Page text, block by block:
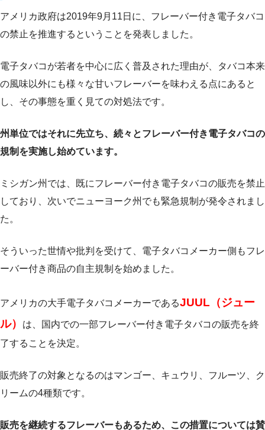
アメリカ政府は2019年9月11日に、フレーバー付き電子タバコ
の禁止を推進するということを発表しました。
電子タバコが若者を中心に広く普及された理由が、タバコ本来
の風味以外にも様々な甘いフレーバーを味わえる点にあると
し、その事態を重く見ての対処法です。
州単位ではそれに先立ち、続々とフレーバー付き電子タバコの
規制を実施し始めています。
ミシガン州では、既にフレーバー付き電子タバコの販売を禁止
しており、次いでニューヨーク州でも緊急規制が発令されまし
た。
そういった世情や批判を受けて、電子タバコメーカー側もフレ
ーバー付き商品の自主規制を始めました。
アメリカの大手電子タバコメーカーであるJUUL（ジュー
ル）
は、国内での一部フレーバー付き電子タバコの販売を終
了することを決定。
販売終了の対象となるのはマンゴー、キュウリ、フルーツ、ク
リームの4種類です。
販売を継続するフレーバーもあるため、この措置については賛